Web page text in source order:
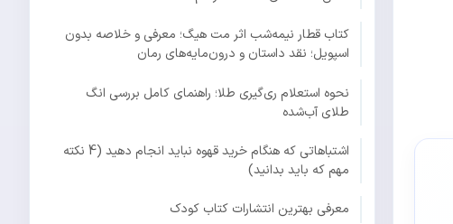
کتاب قطار نیمه‌شب اثر مت هیگ؛ معرفی و خلاصه بدون
اسپویل؛ نقد داستان و درون‌مایه‌های رمان
نحوه استعلام ری‌گیری طلا؛ راهنمای کامل بررسی انگ
طلای آب‌شده
اشتباهاتی که هنگام خرید قهوه نباید انجام دهید (4 نکته
مهم که باید بدانید)
معرفی بهترین انتشارات کتاب کودک